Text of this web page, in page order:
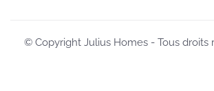
© Copyright Julius Homes - Tous droits